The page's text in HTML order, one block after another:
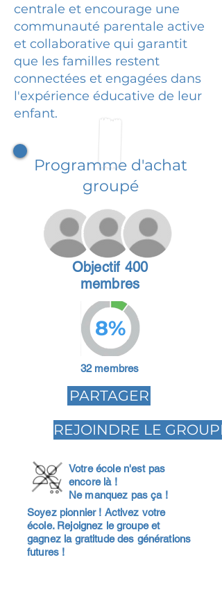
centrale et encourage une
communauté parentale active
et collaborative qui garantit
que les familles restent
connectées et engagées dans
l'expérience éducative de leur
enfant.
Programme d'achat
groupé
Objectif 400
membres
8%
32 membres
PARTAGER
REJOINDRE LE GROUPE
Votre école n'est pas
encore là !
Ne manquez pas ça !
Soyez pionnier ! Activez votre
école. Rejoignez le groupe et
gagnez la gratitude des générations
futures !